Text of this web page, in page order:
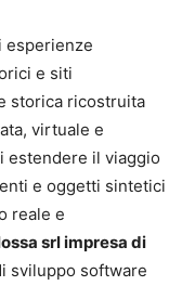
esperienze
e siti
storica ricostruita
virtuale e
estendere il viaggio
e oggetti sintetici
reale e
srl impresa di
sviluppo software